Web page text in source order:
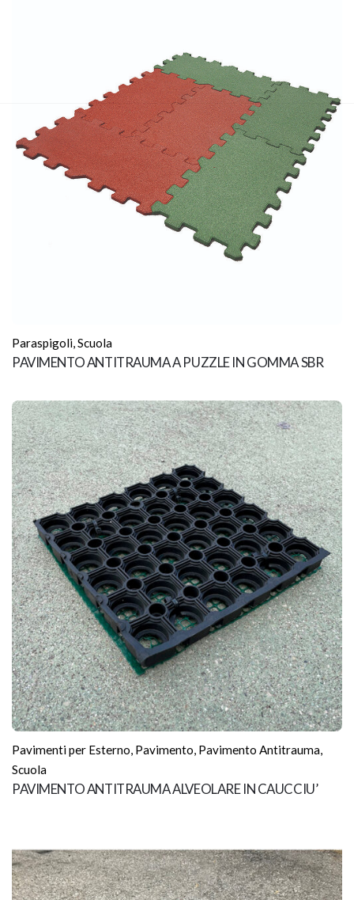
Paraspigoli,Scuola
PAVIMENTO ANTITRAUMA A PUZZLE IN GOMMA SBR
Pavimenti per Esterno, Pavimento, Pavimento Antitrauma,
Scuola
PAVIMENTO ANTITRAUMA ALVEOLARE IN CAUCCIU’